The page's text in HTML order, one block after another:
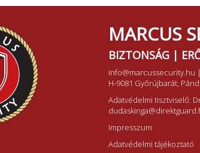
MARCUS
BIZTONSÁG |
info@marcussecurity.hu |
H-9081 Győrújbarát,
Adatvédelmi tisztviselő:
Impresszum
Adatvédelmi tájékoztató